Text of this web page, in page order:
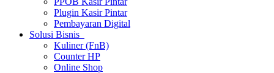
Plugin Kasir Pintar
Pembayaran Digital
Solusi Bisnis
Kuliner (FnB)
Counter HP
Online Shop